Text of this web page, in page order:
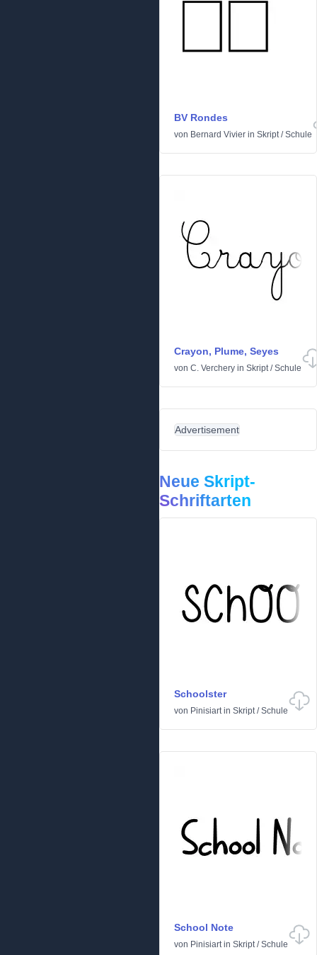
BV Rondes
von Bernard Vivier in Skript/Schule
Crayon, Plume, Seyes
von C. Verchery in Skript/Schule
Advertisement
Neue Skript-
Schriftarten
Schoolster
von Pinisiartin Skript/Schule
School Note
von Pinisiartin Skript/Schule